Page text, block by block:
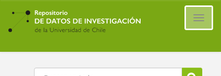
Ir
contenido
principal
Buscar